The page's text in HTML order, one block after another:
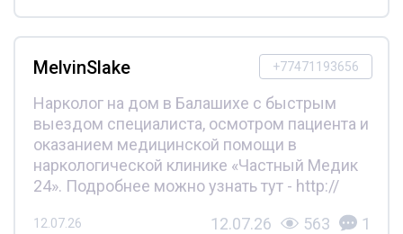
+77471193656
MelvinSlake
Нарколог на дом в Балашихе с быстрым
выездом специалиста, осмотром пациента и
оказанием медицинской помощи в
наркологической клинике «Частный Медик
24». Подробнее можно узнать тут - http://
12.07.26 12.07.26 563 1